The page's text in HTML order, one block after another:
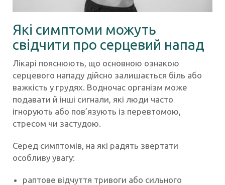
Які симптоми можуть
свідчити про серцевий напад
Лікарі пояснюють, що основною ознакою
серцевого нападу дійсно залишається біль або
важкість у грудях. Водночас організм може
подавати й інші сигнали, які люди часто
ігнорують або пов’язують із перевтомою,
стресом чи застудою.
Серед симптомів, на які радять звертати
особливу увагу:
раптове відчуття тривоги або сильного